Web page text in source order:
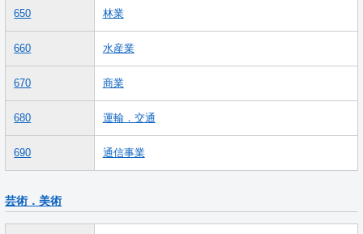
650 林業
660 水産業
670 商業
680 運輸．交通
690 通信事業
芸術．美術